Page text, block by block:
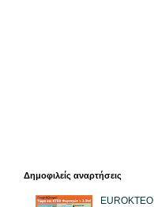
Δημοφιλείς αναρτήσεις
EUROKTEO